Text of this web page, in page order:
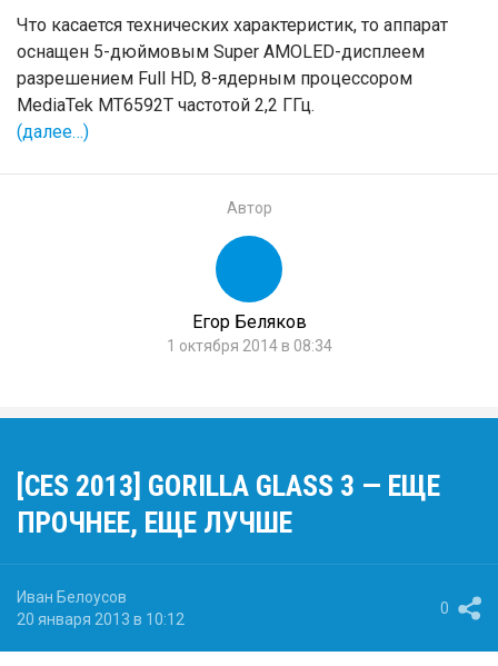
Что касается технических характеристик, то аппарат
оснащен 5-дюймовым Super AMOLED-дисплеем
разрешением Full HD, 8-ядерным процессором
MediaTek MT6592T частотой 2,2 ГГц.
(далее…)
Автор
Егор Беляков
1 октября 2014 в 08:34
[CES 2013] GORILLA GLASS 3 — ЕЩЕ
ПРОЧНЕЕ, ЕЩЕ ЛУЧШЕ
Иван Белоусов
20 января 2013 в 10:12
0